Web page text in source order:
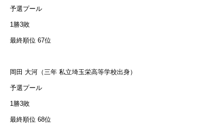
予選プール
1勝3敗
最終順位 67位
岡田 大河（三年 私立埼玉栄高等学校出身）
予選プール
1勝3敗
最終順位 68位